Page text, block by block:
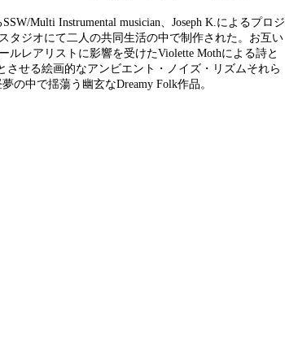
Multi Instrumental musician、Joseph K.によるプロジ
タジオにて二人の共同生活の中で制作された。お互い
ルレアリストに影響を受けたViolette Mothによる詩と
させる絵画的なアンビエント・ノイズ・リズムそれら
の中で揺蕩う幽玄なDreamy Folk作品。